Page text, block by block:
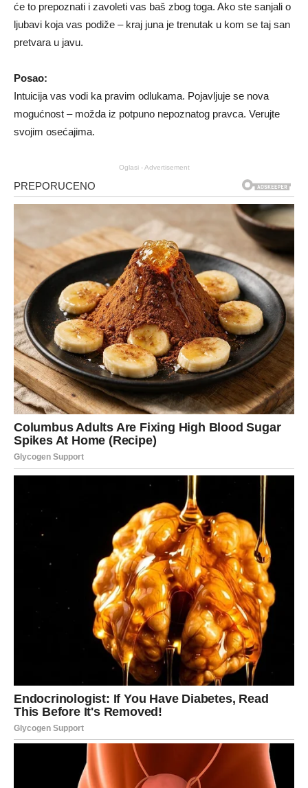
će to prepoznati i zavoleti vas baš zbog toga. Ako ste sanjali o
ljubavi koja vas podiže – kraj juna je trenutak u kom se taj san
pretvara u javu.
Posao:
Intuicija vas vodi ka pravim odlukama. Pojavljuje se nova
mogućnost – možda iz potpuno nepoznatog pravca. Verujte
svojim osećajima.
Oglasi - Advertisement